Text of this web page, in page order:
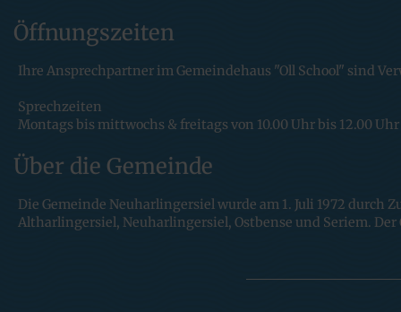
Öffnungszeiten
Ihre Ansprechpartner im Gemeindehaus "Oll School" sind
Sprechzeiten
Montags bis mittwochs & freitags von 10.00 Uhr bis 12.00
Über die Gemeinde
Die Gemeinde Neuharlingersiel wurde am 1. Juli 1972
Altharlingersiel, Neuharlingersiel, Ostbense und Seriem.